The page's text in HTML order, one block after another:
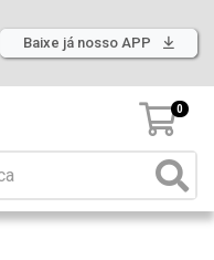
Baixe já nosso APP
0